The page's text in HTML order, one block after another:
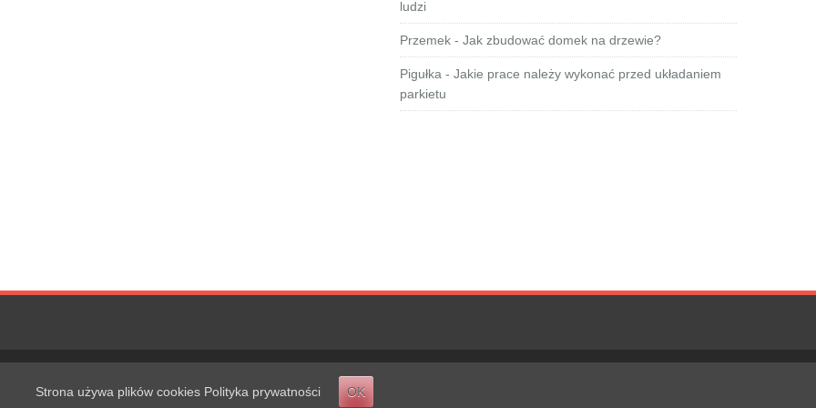
ludzi
Przemek - Jak zbudować domek na drzewie?
Pigułka - Jakie prace należy wykonać przed układaniem
parkietu
Strona używa plików cookies Polityka prywatności OK